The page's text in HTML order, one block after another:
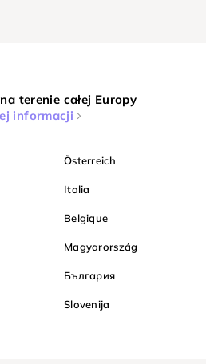
terenie całej Europy
informacji
Österreich
Italia
Belgique
Magyarország
България
Slovenija